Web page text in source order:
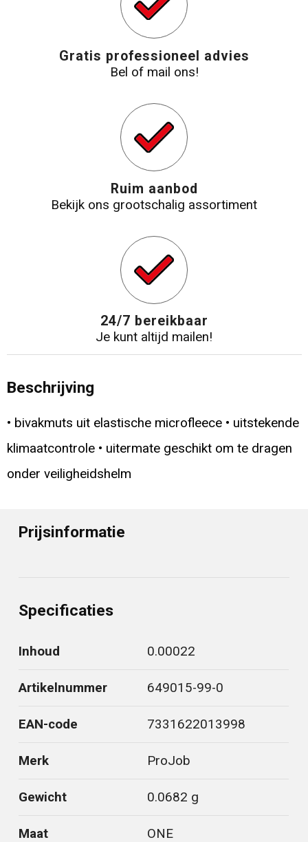
Laptop hoezen en tassen
Gratis professioneel advies
Bel of mail ons!
Ruim aanbod
Bekijk ons grootschalig assortiment
24/7 bereikbaar
Je kunt altijd mailen!
Beschrijving
• bivakmuts uit elastische microfleece • uitstekende
klimaatcontrole • uitermate geschikt om te dragen
onder veiligheidshelm
Prijsinformatie
Specificaties
Inhoud 0.00022
Artikelnummer 649015-99-0
EAN-code 7331622013998
Merk ProJob
Gewicht 0.0682 g
Maat ONE